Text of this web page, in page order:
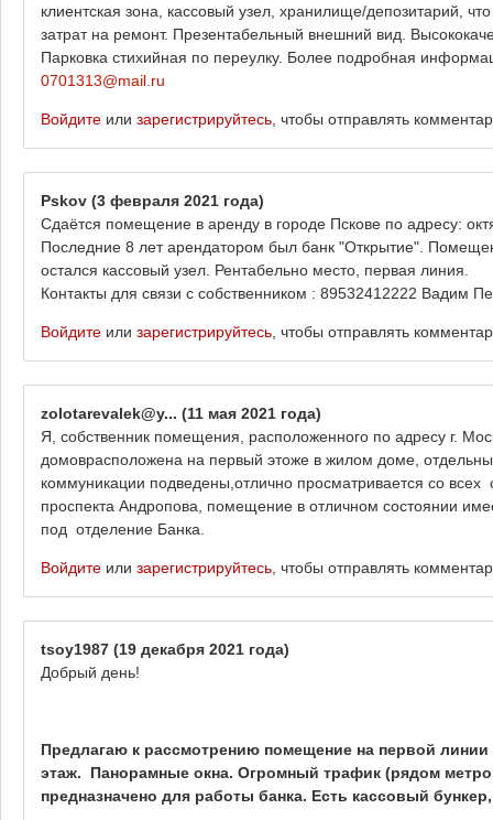
клиентская зона, кассовый узел, хранилище/депозитарий,
затрат на ремонт. Презентабельный внешний вид.
Парковка стихийная по переулку. Более подробная
0701313@mail.ru
Войдите или зарегистрируйтесь , чтобы отправлять
Pskov (3 февраля 2021 года)
Сдаётся помещение в аренду в городе Пскове по адресу:
Последние 8 лет арендатором был банк "Открытие".
остался кассовый узел. Рентабельно место, первая линия.
Контакты для связи с собственником : 89532412222 Вадим
Войдите или зарегистрируйтесь , чтобы отправлять
zolotarevalek@y... (11 мая 2021 года)
Я, собственник помещения, расположенного по адресу г.
домоврасположена на первый этоже в жилом доме,
коммуникации подведены,отлично просматривается со всех
проспекта Андропова, помещение в отличном состоянии
под отделение Банка.
Войдите или зарегистрируйтесь , чтобы отправлять
tsoy1987 (19 декабря 2021 года)
Добрый день!
Предлагаю к рассмотрению помещение на первой
этаж. Панорамные окна. Огромный трафик (рядом
предназначено для работы банка. Есть кассовый